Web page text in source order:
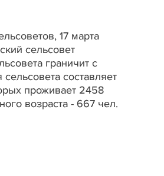
17 марта
сельсовет
граничит с
составляет
проживает 2458
возраста - 667 чел.